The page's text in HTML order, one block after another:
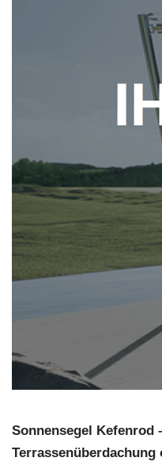
Sonnensegel Kefenrod
Terrassenüberdachung